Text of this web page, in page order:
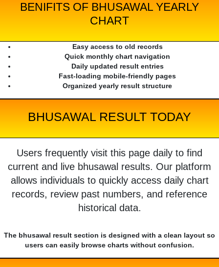
BENIFITS OF BHUSAWAL YEARLY
CHART
Easy access to old records
Quick monthly chart navigation
Daily updated result entries
Fast-loading mobile-friendly pages
Organized yearly result structure
BHUSAWAL RESULT TODAY
Users frequently visit this page daily to find
current and live bhusawal results. Our platform
allows individuals to quickly access daily chart
records, review past numbers, and reference
historical data.
The bhusawal result section is designed with a clean layout so
users can easily browse charts without confusion.